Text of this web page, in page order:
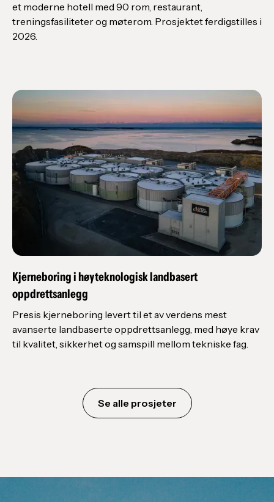
et moderne hotell med 90 rom, restaurant,
treningsfasiliteter og møterom. Prosjektet ferdigstilles i
2026.
Kjerneboring i høyteknologisk landbasert
oppdrettsanlegg
Presis kjerneboring levert til et av verdens mest
avanserte landbaserte oppdrettsanlegg, med høye krav
til kvalitet, sikkerhet og samspill mellom tekniske fag.
Se alle prosjeter